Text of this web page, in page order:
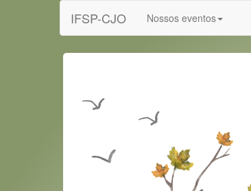
IFSP-CJO Nossos eventos